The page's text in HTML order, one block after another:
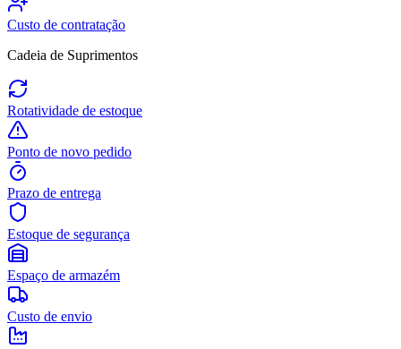
Custo de contratação
Cadeia de Suprimentos
Rotatividade de estoque
Ponto de novo pedido
Prazo de entrega
Estoque de segurança
Espaço de armazém
Custo de envio